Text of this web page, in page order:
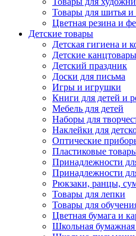
Товары для шитья
Цветная резина и
Детские товары
Детская гигиена и
Детские канцтовары
Детский праздник
Доски для письма
Игры и игрушки
Книги для детей и
Мебель для детей
Наборы для
Наклейки для
Оптические
Пластиковые
Принадлежности
Принадлежности
Рюкзаки, ранцы,
Товары для лепки
Товары для
Цветная бумага и
Школьная